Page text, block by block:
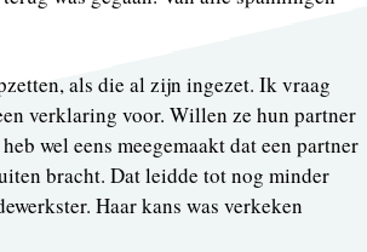
als die al zijn ingezet. Ik vraag
verklaring voor. Willen ze hun partner
wel eens meegemaakt dat een partner
bracht. Dat leidde tot nog minder
Haar kans was verkeken